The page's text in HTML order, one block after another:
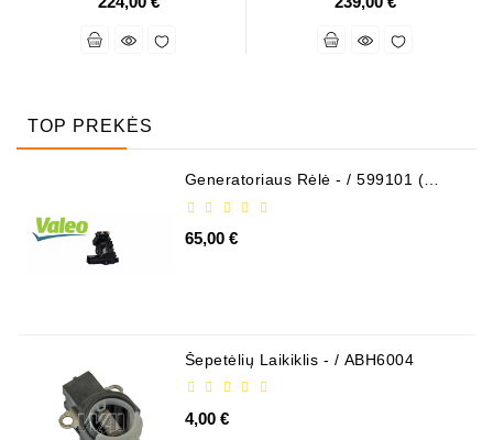
TOP PREKĖS
Generatoriaus Rėlė - / 599101 (
65,00 €
Šepetėlių Laikiklis - / ABH6004
4,00 €